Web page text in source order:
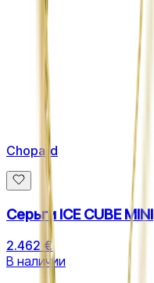
Chopard
Серьги ICE CUBE MINI
2.462 €
В наличии